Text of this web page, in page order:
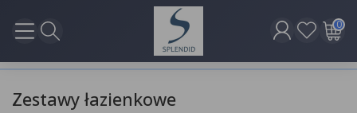
0
Zestawy łazienkowe